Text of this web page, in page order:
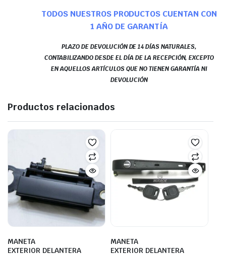
TODOS NUESTROS PRODUCTOS CUENTAN CON
1 AÑO DE GARANTÍA
PLAZO DE DEVOLUCIÓN DE 14 DÍAS NATURALES,
CONTABILIZANDO DESDE EL DÍA DE LA RECEPCIÓN, EXCEPTO
EN AQUELLOS ARTÍCULOS QUE NO TIENEN GARANTÍA NI
DEVOLUCIÓN
Productos relacionados
MANETA
EXTERIOR DELANTERA
MANETA
EXTERIOR DELANTERA